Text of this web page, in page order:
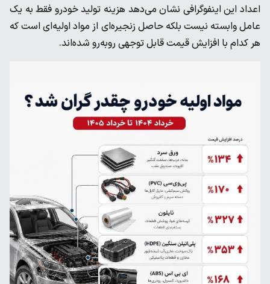
اعداد این اینفوگرافی نشان می‌دهد هزینه تولید خودرو فقط به یک
عامل وابسته نیست بلکه حاصل زنجیره‌ای از مواد اولیه‌ای است که
هر کدام با افزایش قیمت قابل توجهی روبه‌رو شده‌اند.